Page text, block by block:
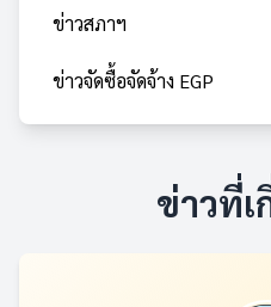
ข่าวสภาฯ
ข่าวจัดซื้อจัดจ้าง EGP
ข่าวที่เ